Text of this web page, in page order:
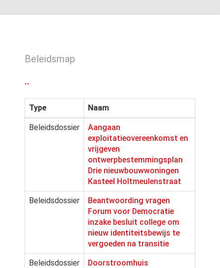
Beleidsmap
..
Type Naam
Beleidsdossier
Aangaan
exploitatieovereenkomst en
vrijgeven
ontwerpbestemmingsplan
Drie nieuwbouwwoningen
Kasteel Holtmeulenstraat
Beleidsdossier
Beantwoording vragen
Forum voor Democratie
inzake besluit college om
nieuw identiteitsbewijs te
vergoeden na transitie
Beleidsdossier
Doorstroomhuis